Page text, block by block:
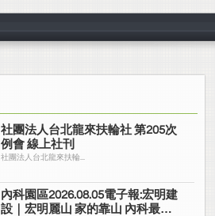
社團法人台北龍來扶輪社 第205次
例會 線上社刊
社團法人台北龍來扶輪...
內科園區2026.08.05電子報:宏明建
設｜宏明麗山 家的靠山 內科最高